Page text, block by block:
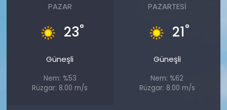
PAZAR
23°
Güneşli
Nem: %53
Rüzgar: 8.00 m/s
PAZARTESI
21°
Güneşli
Nem: %62
Rüzgar: 8.00 m/s